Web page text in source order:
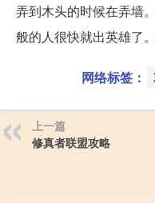
弄到木头的时候在弄墙
般的人很快就出英雄了
网络标签：
上一篇
修真者联盟攻略